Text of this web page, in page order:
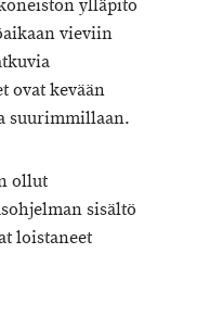
ylläpito
vieviin
ovat kevään
suurimmillaan.
ollut
sisältö
loistaneet